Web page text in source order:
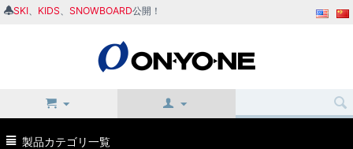
SKI KIDS SNOWBOARD公開！
製品カテゴリ一覧